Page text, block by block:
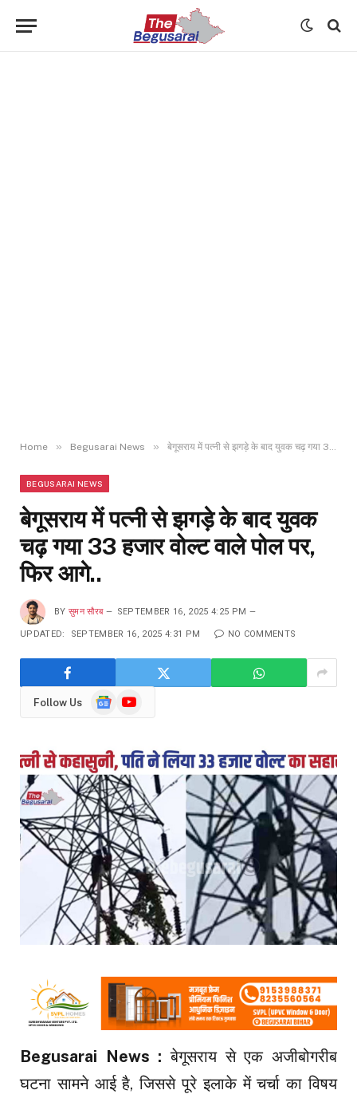
Home » Begusarai News » बेगूसराय में पत्नी से झगड़े के बाद युवक चढ़ गया 33 हजार वोल्ट वाले पोल पर, फिर आगे..
BEGUSARAI NEWS
बेगूसराय में पत्नी से झगड़े के बाद युवक
चढ़ गया 33 हजार वोल्ट वाले पोल पर,
फिर आगे..
BY सुमन सौरब SEPTEMBER 16, 2025 4:25 PM
UPDATED: SEPTEMBER 16, 2025 4:31 PM NO COMMENTS
Follow Us
GoogleYouTube
Begusarai News :बेगूसराय से एक अजीबोगरीब
घटना सामने आई है, जिससे पूरे इलाके में चर्चा का विषय